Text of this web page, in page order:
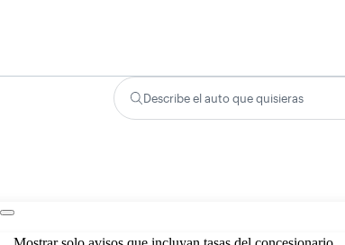
Describe el auto que quisieras